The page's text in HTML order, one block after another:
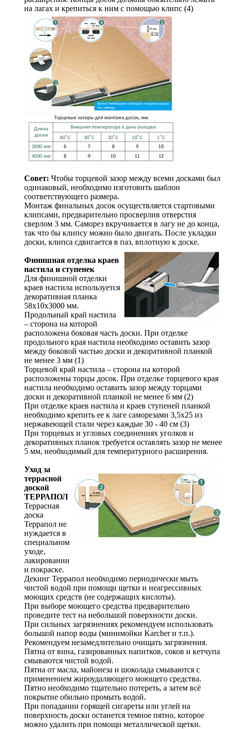
на лагах и крепиться к ним с помощью клипс (4)
Совет: Чтобы торцевой зазор между всеми досками был
одинаковый, необходимо изготовить шаблон
соответствующего размера.
Монтаж финальных досок осуществляется стартовыми
клипсами, предварительно просверлив отверстия
сверлом 3 мм. Саморез вкручивается в лагу не до конца,
так что бы клипсу можно было двигать. После укладки
доски, клипса сдвигается в паз, вплотную к доске.
Финишная отделка краев
настила и ступенек
Для финишной отделки
краев настила используется
декоративная планка
58х10х3000 мм.
Продольный край настила
– сторона на которой
расположена боковая часть доски. При отделке
продольного края настила необходимо оставить зазор
между боковой частью доски и декоративной планкой
не менее 3 мм (1)
Торцевой край настила – сторона на которой
расположены торцы досок. При отделке торцевого края
настила необходимо оставить зазор между торцами
доски и декоративной планкой не менее 6 мм (2)
При отделке краев настила и краев ступеней планкой
необходимо крепить ее к лаге саморезами 3,5х25 из
нержавеющей стали через каждые 30 - 40 см (3)
При торцевых и угловых соединениях уголков и
декоративных планок требуется оставлять зазор не менее
5 мм, необходимый для температурного расширения.
Уход за
террасной
доской
ТЕРРАПОЛ
Террасная
доска
Террапол не
нуждается в
специальном
уходе,
лакировании
и покраске.
Декинг Террапол необходимо периодически мыть
чистой водой при помощи щетки и неагрессивных
моющих средств (не содержащих кислоты).
При выборе моющего средства предварительно
проведите тест на небольшой поверхности доски.
При сильных загрязнениях рекомендуем использовать
большой напор воды (минимойки Karcher и т.п.).
Рекомендуем незамедлительно очищать загрязнения.
Пятна от вина, газированных напитков, соков и кетчупа
смываются чистой водой.
Пятна от масла, майонеза и шоколада смываются с
применением жироудаляющего моющего средства.
Пятно необходимо тщательно потереть, а затем всё
покрытие обильно промыть водой.
При попадании горящей сигареты или углей на
поверхность доски останется темное пятно, которое
можно удалить при помощи металлической щетки.